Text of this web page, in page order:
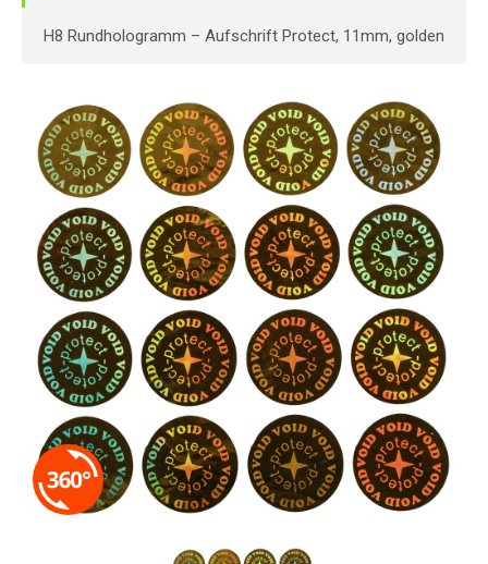
H8 Rundhologramm – Aufschrift Protect, 11mm, golden